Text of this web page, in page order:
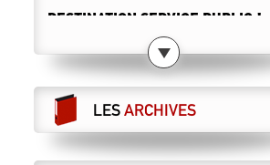
DESTINATION SERVICE PUBLIC !
CANICULE : ATTENTION À NE PAS
BARSSER DE L’AIR CHAUD !
23.07.2026
ET MAINTENANT ?
LESARCHIVES